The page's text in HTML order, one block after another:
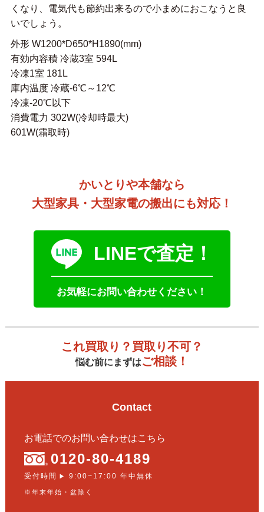
くなり、電気代も節約出来るので小まめにおこなうと良
いでしょう。
外形 W1200*D650*H1890(mm)
有効内容積 冷蔵3室 594L
冷凍1室 181L
庫内温度 冷蔵-6℃～12℃
冷凍-20℃以下
消費電力 302W(冷却時最大)
601W(霜取時)
かいとりや本舗なら
大型家具・大型家電の搬出にも対応！
LINEで査定！
お気軽にお問い合わせください！
これ買取り？買取り不可？
悩む前にまずはご相談！
Contact
お電話でのお問い合わせはこちら
0120-80-4189
受付時間 ▶ 9:00~17:00 年中無休
※年末年始・盆除く